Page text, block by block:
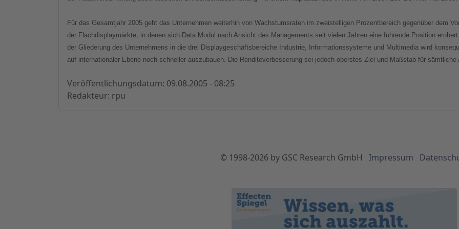
Für das Gesamtjahr 2005 geht das Unternehmen weiterhin von Wachstumsraten im zweistelligen Prozentbereich gegenüber dem
der Flachdisplaymärkte, in denen sich Data Modul nach Ansicht des Managements seit vielen Jahren eine führende Position
der Gliederung des Unternehmens in die drei Displaygeschäftsbereiche Industrie, Informationssysteme und Multimedia wird
auf internationaler Ebene noch schneller auszubauen. Die Renditeverbesserung sei jedoch oberstes Ziel und Maßstab für
Veröffentlichungsdatum: 09.08.2005 - 08:25
Redakteur: rpu
© 1998-2026by GSC Research GmbH Impressum